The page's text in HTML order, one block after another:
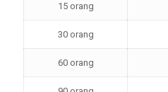
15 orang
30 orang
60 orang